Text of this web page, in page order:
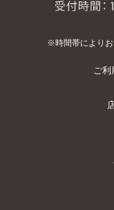
※時間帯により
ご